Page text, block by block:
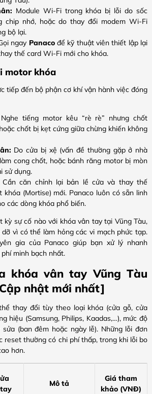
Module Wi-Fi trong khóa bị lỗi do sốc
chip nhớ, hoặc do thay đổi modem Wi-Fi
bộ lại.
ngay Panacođể kỹ thuật viên thiết lập lại
thế card Wi-Fi mới cho khóa.
motor khóa
tiếp đến bộ phận cơ khí vận hành việc đóng
Nghe tiếng motor kêu “rè rè” nhưng chốt
chốt bị kẹt cứng giữa chừng khiến không
Do cửa bị xệ (vấn đề thường gặp ở nhà
cong chốt, hoặc bánh răng motor bị mòn
sử dụng.
Cần căn chỉnh lại bản lề cửa và thay thế
khóa (Mortise) mới. Panaco luôn có sẵn linh
các dòng khóa phổ biến.
kỳ sự cố nào với khóa vân tay tại Vũng Tàu,
vì có thể làm hỏng các vi mạch phức tạp.
gia của Panaco giúp bạn xử lý nhanh
minh bạch nhất.
khóa vân tay Vũng Tàu
nhật mới nhất]
thay đổi tùy theo loại khóa (cửa gỗ, cửa
hiệu (Samsung, Philips, Kaadas,…), mức độ
(ban đêm hoặc ngày lễ). Những lỗi đơn
reset thường có chi phí thấp, trong khi lỗi bo
hơn.
Mô tả
Giá tham
khảo (VNĐ)